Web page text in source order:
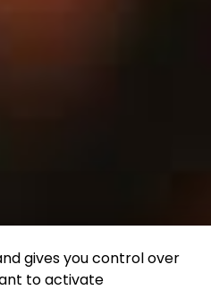
gives you control over
to activate